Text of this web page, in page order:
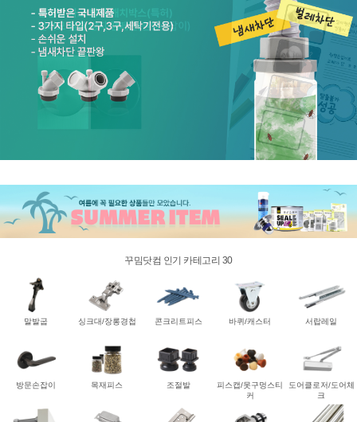
꾸밈닷컴 인기 카테고리 30
말발굽 싱크대/장롱경첩 콘크리트피스 바퀴/캐스터 서랍레일
방문손잡이 목재피스 조절발
피스캡/못구멍스티
커
도어클로저/도어체
크